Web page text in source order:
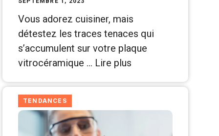
Vous adorez cuisiner, mais
détestez les traces tenaces qui
s’accumulent sur votre plaque
vitrocéramique … Lire plus
TENDANCES